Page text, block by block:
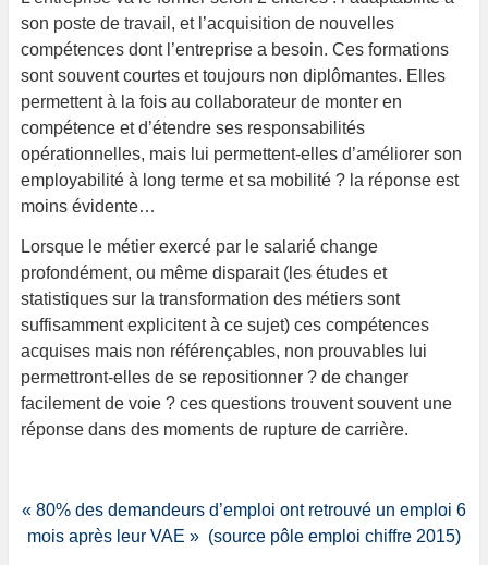
son poste de travail, et l’acquisition de nouvelles
compétences dont l’entreprise a besoin. Ces formations
sont souvent courtes et toujours non diplômantes. Elles
permettent à la fois au collaborateur de monter en
compétence et d’étendre ses responsabilités
opérationnelles, mais lui permettent-elles d’améliorer son
employabilité à long terme et sa mobilité ? la réponse est
moins évidente…
Lorsque le métier exercé par le salarié change
profondément, ou même disparait (les études et
statistiques sur la transformation des métiers sont
suffisamment explicitent à ce sujet) ces compétences
acquises mais non référençables, non prouvables lui
permettront-elles de se repositionner ? de changer
facilement de voie ? ces questions trouvent souvent une
réponse dans des moments de rupture de carrière.
« 80% des demandeurs d’emploi ont retrouvé un emploi 6
mois après leur VAE » (source pôle emploi chiffre 2015)